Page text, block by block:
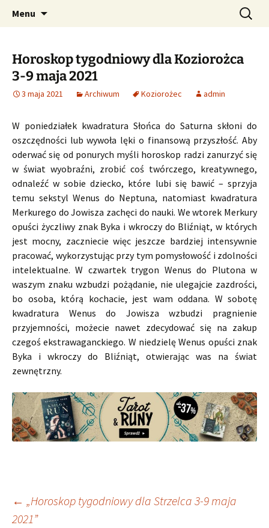
CzaroMarowy horoskop
dzienny, miesięczny i
tygodniowy
Profesjonalne przepowiednie astrologiczne
Menu Szukaj:
Horoskop tygodniowy dla Koziorożca
3-9 maja 2021
3 maja 2021 Archiwum Koziorożec admin
W poniedziałek kwadratura Słońca do Saturna skłoni do
oszczędności lub wywoła lęki o finansową przyszłość. Aby
oderwać się od ponurych myśli horoskop radzi zanurzyć się
w świat wyobraźni, zrobić coś twórczego, kreatywnego,
odnaleźć w sobie dziecko, które lubi się bawić – sprzyja
temu sekstyl Wenus do Neptuna, natomiast kwadratura
Merkurego do Jowisza zachęci do nauki. We wtorek Merkury
opuści życzliwy znak Byka i wkroczy do Bliźniąt, w których
jest mocny, zaczniecie więc jeszcze bardziej intensywnie
pracować, wykorzystując przy tym pomysłowość i zdolności
intelektualne. W czwartek trygon Wenus do Plutona w
waszym znaku wzbudzi pożądanie, nie ulegajcie zazdrości,
bo osoba, którą kochacie, jest wam oddana. W sobotę
kwadratura Wenus do Jowisza wzbudzi pragnienie
przyjemności, możecie nawet zdecydować się na zakup
czegoś ekstrawaganckiego. W niedzielę Wenus opuści znak
Byka i wkroczy do Bliźniąt, otwierając was na świat
zewnętrzny.
Nawigacja
← „Horoskop tygodniowy dla Strzelca 3-9 maja
2021”